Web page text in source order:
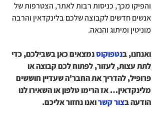
והפיקו מכך, כניסות רבות לאתר, הצטרפות של
אנשים חדשים לקבוצה שלכם בלינקדאין והרבה
מוניטין ומיתוג והנאה.
ואנחנו, בנטפוקוס נמצאים כאן בשבילכם, כדי
לתת עצות, לעזור, לפתוח לכם קבוצה או
פרופיל, להדריך את החבר'ה שעדיין חוששים
מלינקדאין… אז הרימו טלפון או השאירו לנו
הודעה בצור קשר ואנו נחזור אליכם.